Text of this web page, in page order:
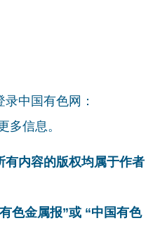
中国有色网：
多信息。
有内容的版权均属于作者
色金属报”或 “中国有色